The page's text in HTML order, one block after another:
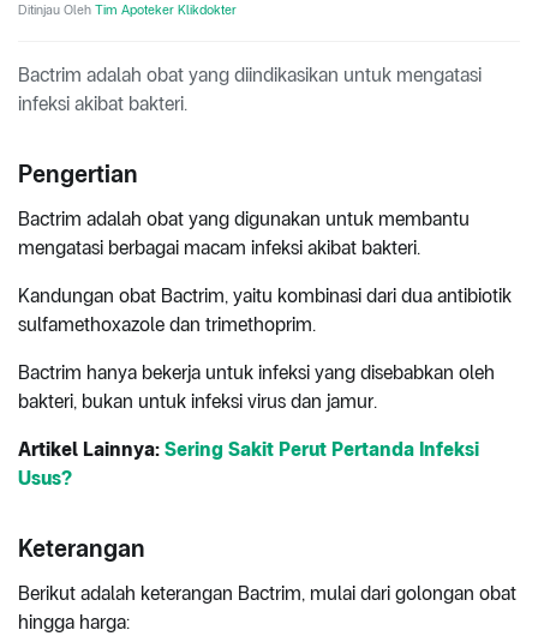
Ditinjau Oleh Tim Apoteker Klikdokter
Bactrim adalah obat yang diindikasikan untuk mengatasi
infeksi akibat bakteri.
Pengertian
Bactrim adalah obat yang digunakan untuk membantu
mengatasi berbagai macam infeksi akibat bakteri.
Kandungan obat Bactrim, yaitu kombinasi dari dua antibiotik
sulfamethoxazole dan trimethoprim.
Bactrim hanya bekerja untuk infeksi yang disebabkan oleh
bakteri, bukan untuk infeksi virus dan jamur.
Artikel Lainnya: Sering Sakit Perut Pertanda Infeksi
Usus?
Keterangan
Berikut adalah keterangan Bactrim, mulai dari golongan obat
hingga harga: